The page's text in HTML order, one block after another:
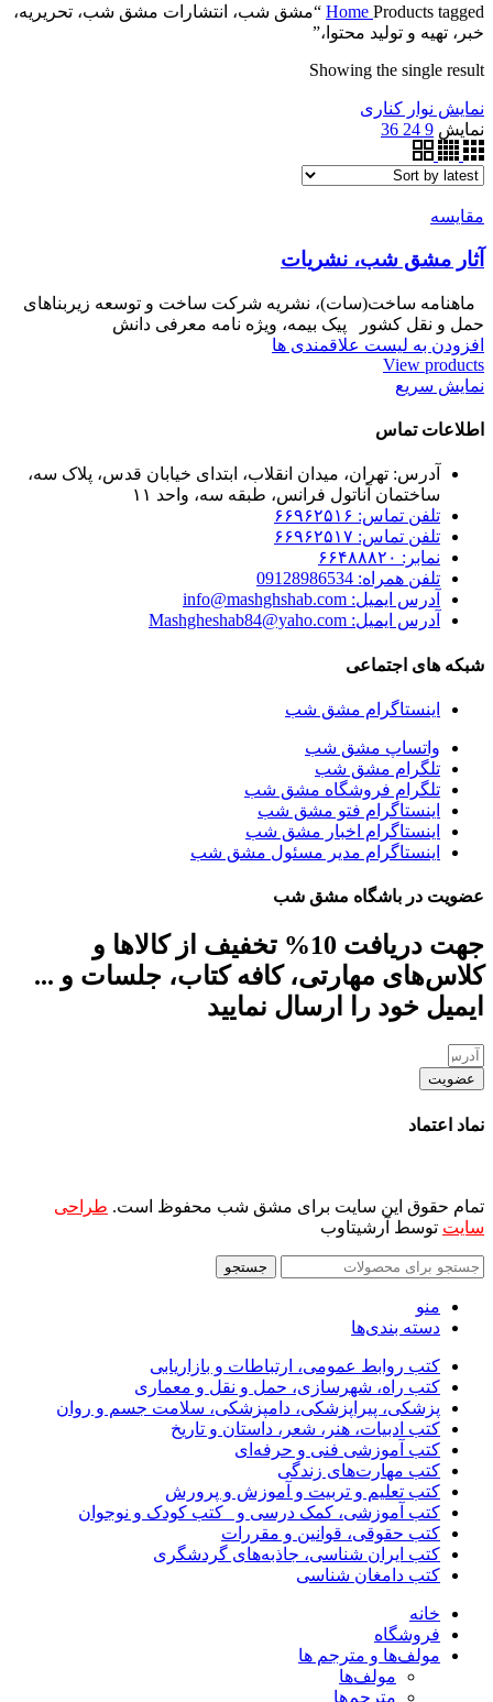
Home Products tagged “مشق شب، انتشارات مشق شب، تحریریه،
خبر، تهیه و تولید محتوا،”
Showing the single result
نمایش نوار کناری
نمایش 9
24
36
مقایسه
آثار مشق شب، نشریات
ماهنامه ساخت(سات)، نشریه شرکت ساخت و توسعه زیربناهای
حمل و نقل کشور پیک بیمه، ویژه نامه معرفی دانش
افزودن به لیست علاقمندی ها
View products
نمایش سریع
اطلاعات تماس
آدرس: تهران، میدان انقلاب، ابتدای خیابان قدس، پلاک سه،
ساختمان آناتول فرانس، طبقه سه، واحد ۱۱
تلفن تماس: ۶۶۹۶۲۵۱۶
تلفن تماس: ۶۶۹۶۲۵۱۷
نمابر: ۶۶۴۸۸۸۲۰
تلفن همراه: 09128986534
آدرس ایمیل: info@mashghshab.com
آدرس ایمیل: Mashgheshab84@yaho.com
شبکه های اجتماعی
اینستاگرام مشق شب
واتساپ مشق شب
تلگرام مشق شب
تلگرام فروشگاه مشق شب
اینستاگرام فتو مشق شب
اینستاگرام اخبار مشق شب
اینستاگرام مدیر مسئول مشق شب
عضویت در باشگاه مشق شب
جهت دریافت 10% تخفیف از کالاها و
کلاس‌های مهارتی، کافه کتاب، جلسات و ...
ایمیل خود را ارسال نمایید
عضویت
نماد اعتماد
تمام حقوق این سایت برای مشق شب محفوظ است. طراحی
سایت توسط آرشیتاوب
جستجو
منو
دسته بندی‌ها
کتب روابط عمومی، ارتباطات و بازاریابی
کتب راه، شهرسازی، حمل و نقل و معماری
پزشکی، پیراپزشکی، دامپزشکی، سلامت جسم و روان
کتب ادبیات، هنر، شعر، داستان و تاریخ
کتب آموزشی فنی و حرفه‌ای
کتب مهارت‌های زندگی
کتب تعلیم و تربیت و آموزش و پرورش
کتب آموزشی، کمک درسی و _کتب کودک و نوجوان
کتب حقوقی، قوانین و مقررات
کتب ایران شناسی، جاذبه‌های گردشگری
کتب دامغان شناسی
خانه
فروشگاه
مولف‌ها و مترجم ها
مولف‌ها
مترجم‌ها